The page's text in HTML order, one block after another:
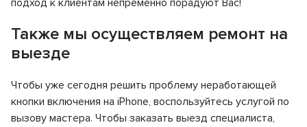
подход к клиентам непременно порадуют Вас!
Также мы осуществляем ремонт на
выезде
Чтобы уже сегодня решить проблему неработающей
кнопки включения на iPhone, воспользуйтесь услугой по
вызову мастера. Чтобы заказать выезд специалиста,